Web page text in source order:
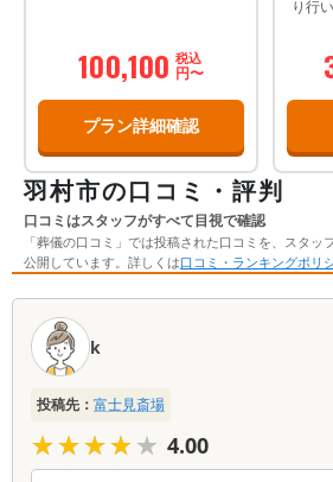
100,100 税込
円〜
プラン詳細確認
り行
羽村市の口コミ・評判
口コミはスタッフがすべて目視で確認
「葬儀の口コミ」では投稿された口コミを、スタ
公開しています。詳しくは口コミ・ランキングポリ
k
投稿先： 富士見斎場
★★★★★
★★★★★ 4.00